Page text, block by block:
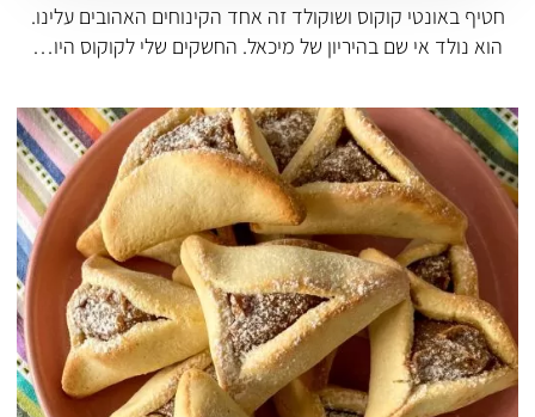
חטיף באונטי קוקוס ושוקולד זה אחד הקינוחים האהובים עלינו.
הוא נולד אי שם בהיריון של מיכאל. החשקים שלי לקוקוס היו…